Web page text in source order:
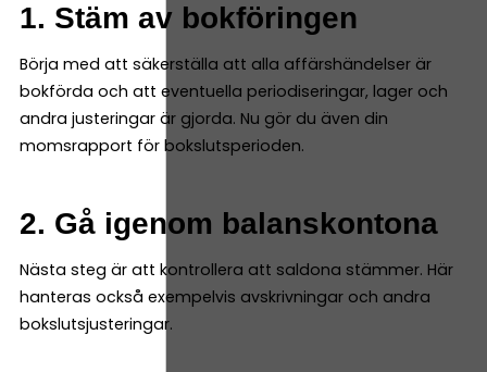
1. Stäm av bokföringen
Börja med att säkerställa att alla affärshändelser är
bokförda och att eventuella periodiseringar, lager och
andra justeringar är gjorda. Nu gör du även din
momsrapport för bokslutsperioden.
2. Gå igenom balanskontona
Nästa steg är att kontrollera att saldona stämmer. Här
hanteras också exempelvis avskrivningar och andra
bokslutsjusteringar.